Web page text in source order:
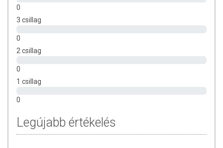
0
3 csillag
0
2 csillag
0
1 csillag
0
Legújabb értékelés